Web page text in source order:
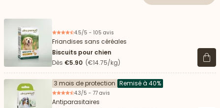
4.5/5 - 105 avis
Friandises sans céréales
Biscuits pour chien
Dès €5.90 (€14.75/kg) Voir
3 mois de protection Remisé à 40%
4.3/5 - 77 avis
Antiparasitaires